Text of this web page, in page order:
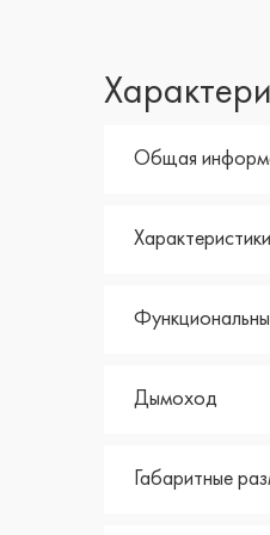
Общая
Характеристики
Дымоход
Габаритные